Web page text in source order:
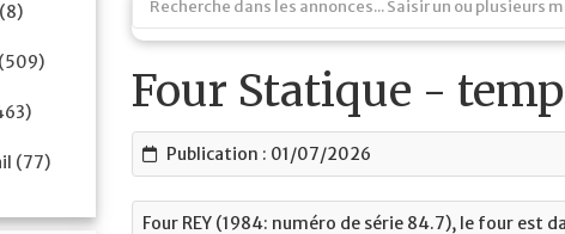
(77)
Four Statique -
Publication : 01/07/2026
Four REY (1984: numéro de série 84.7), le four